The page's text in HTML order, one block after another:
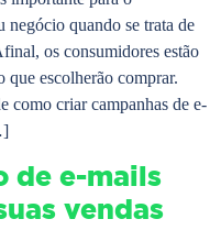
negócio quando se trata de
os consumidores estão
que escolherão comprar.
como criar campanhas de e-
de e-mails
vendas